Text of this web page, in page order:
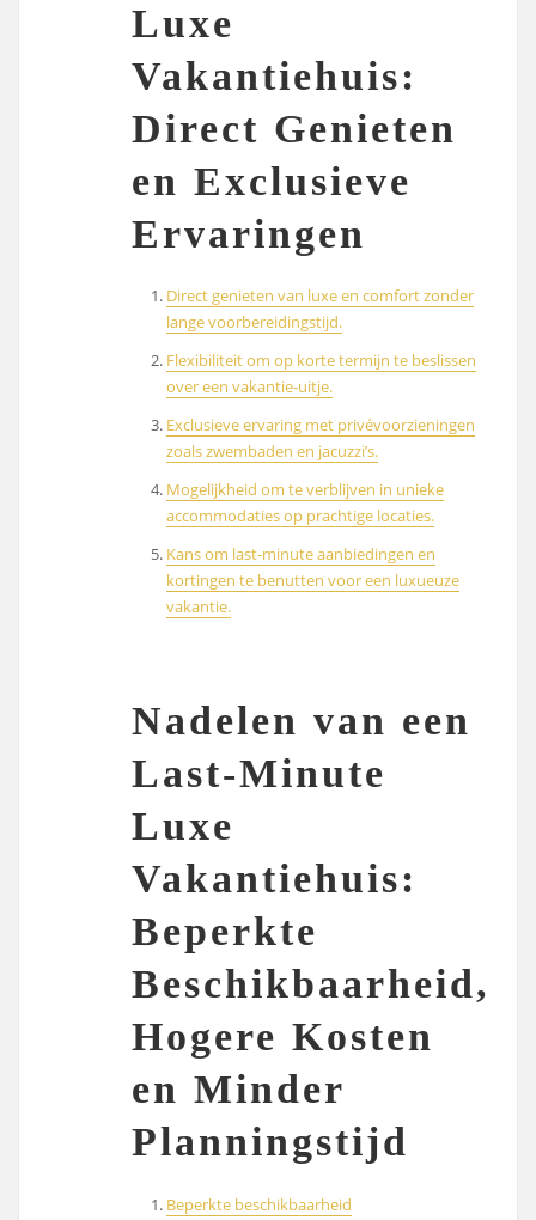
Luxe
Vakantiehuis:
Direct Genieten
en Exclusieve
Ervaringen
Direct genieten van luxe en comfort zonder
lange voorbereidingstijd.
Flexibiliteit om op korte termijn te beslissen
over een vakantie-uitje.
Exclusieve ervaring met privévoorzieningen
zoals zwembaden en jacuzzi’s.
Mogelijkheid om te verblijven in unieke
accommodaties op prachtige locaties.
Kans om last-minute aanbiedingen en
kortingen te benutten voor een luxueuze
vakantie.
Nadelen van een
Last-Minute
Luxe
Vakantiehuis:
Beperkte
Beschikbaarheid,
Hogere Kosten
en Minder
Planningstijd
Beperkte beschikbaarheid